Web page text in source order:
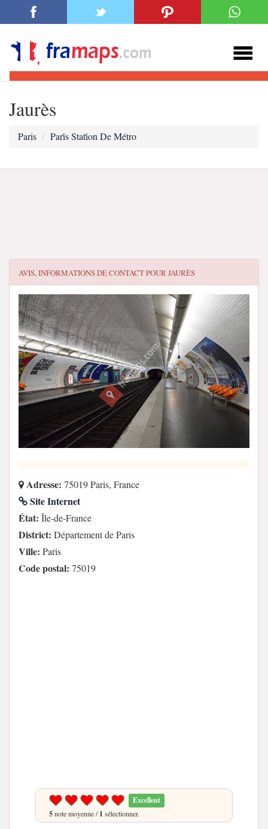
Jaurès
Paris Pari̇s Stati̇on De Métro
AVIS, INFORMATIONS DE CONTACT POURJAURÈS
Adresse: 75019 Paris, France
Site Internet
État: Île-de-France
District: Département de Paris
Ville: Paris
Code postal: 75019
Excellent
5note moyenne /1 sélectionner.